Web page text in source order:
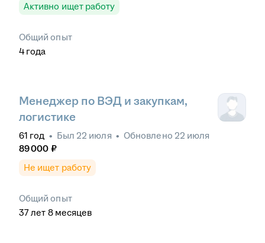
Активно ищет работу
Общий опыт
4 года
Менеджер по ВЭД и закупкам,
логистике
61 год • Был 22 июля • Обновлено 22 июля
89 000 ₽
Не ищет работу
Общий опыт
37лет 8 месяцев